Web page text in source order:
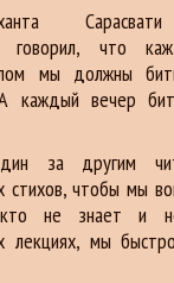
говорил, что
мы должны
каждый вечер
за другим
чтобы мы
не знает и
лекциях, мы